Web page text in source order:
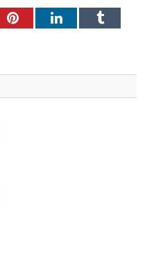
PinterestLinkedInTumblr